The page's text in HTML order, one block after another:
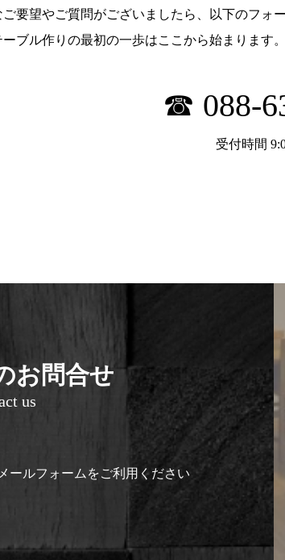
ご要望やご質問がございましたら、以下のフォ
ブル作りの最初の一歩はここから始まります。
☎ 088-
受付時間
お問合せ
us
ールフォームをご利用ください